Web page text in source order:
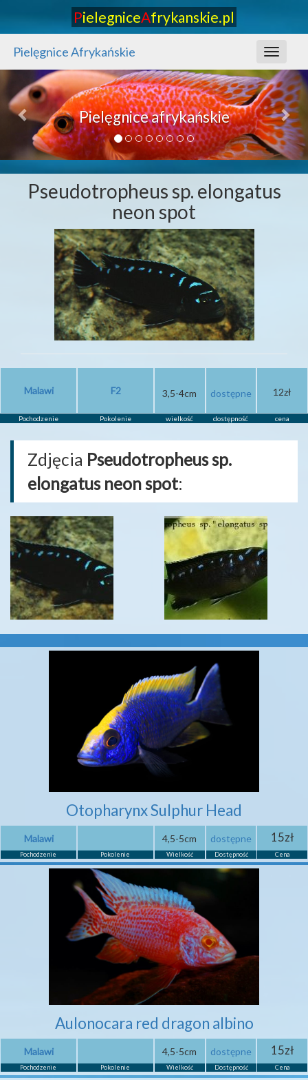
PielegniceAfrykanskie.pl
Toggle
Pielęgnice Afrykańskie
Pielęgnice afrykańskie
Previous
Pseudotropheus sp. elongatus
neon spot
Malawi F2 3,5-4cm dostępne 12zł
Pochodzenie Pokolenie wielkość dostępność cena
Zdjęcia Pseudotropheus sp.
elongatus neon spot:
Otopharynx Sulphur Head
Malawi
Pochodzenie Pokolenie
4,5-5cm
Wielkość
dostępne
Dostępność
15zł
Cena
Aulonocara red dragon albino
Malawi
Pochodzenie Pokolenie
4,5-5cm
Wielkość
dostępne
Dostępność
15zł
Cena